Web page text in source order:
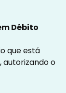
Débito
que está
autorizando o